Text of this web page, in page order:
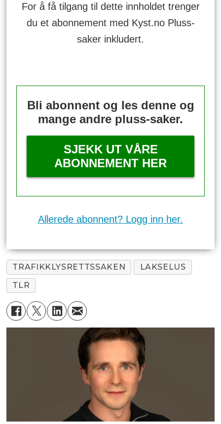
For å få tilgang til dette innholdet trenger
du et abonnement med Kyst.no Pluss-
saker inkludert.
Bli abonnent og les denne og
mange andre pluss-saker.
SJEKK UT VÅRE
ABONNEMENT HER
Allerede abonnent? Logg inn her.
TRAFIKKLYSRETTSSAKEN
LAKSELUS
TLR